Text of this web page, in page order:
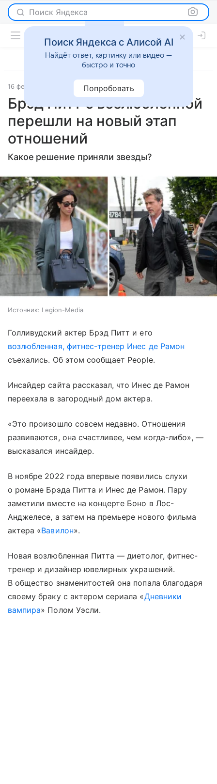
Поиск Яндекса
16 февраля 2024 Газета.Ру Светская жизнь
Брэд Питт с возлюбленной
перешли на новый этап
отношений
Какое решение приняли звезды?
Источник: Legion-Media
Голливудский актер Брэд Питт и его
возлюбленная, фитнес-тренер Инес де Рамон
съехались. Об этом сообщает People.
Инсайдер сайта рассказал, что Инес де Рамон
переехала в загородный дом актера.
«Это произошло совсем недавно. Отношения
развиваются, она счастливее, чем когда-либо», —
высказался инсайдер.
В ноябре 2022 года впервые появились слухи
о романе Брэда Питта и Инес де Рамон. Пару
заметили вместе на концерте Боно в Лос-
Анджелесе, а затем на премьере нового фильма
актера «Вавилон».
Новая возлюбленная Питта — диетолог, фитнес-
тренер и дизайнер ювелирных украшений.
В общество знаменитостей она попала благодаря
своему браку с актером сериала «Дневники
вампира» Полом Уэсли.
Поиск Яндекса с Алисой AI
Найдёт ответ, картинку или видео —
быстро и точно
Попробовать